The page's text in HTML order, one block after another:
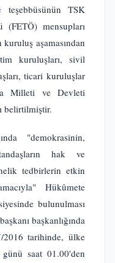
teşebbüsünün TSK
(FETÖ) mensupları
kuruluş aşamasından
kuruluşları, sivil
ticari kuruluşlar
Milleti ve Devleti
belirtilmiştir.
"demokrasinin,
hak ve
tedbirlerin etkin
Hükûmete
bulunulması
başkanlığında
tarihinde, ülke
saat 01.00'den